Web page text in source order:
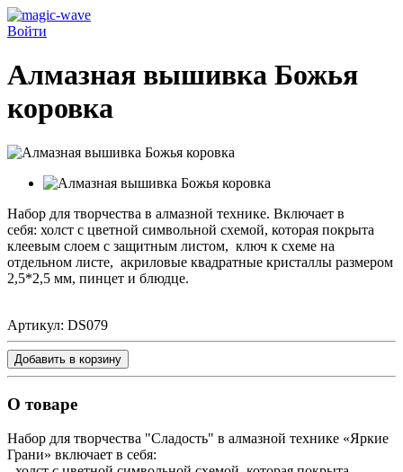
Войти
Алмазная вышивка Божья
коровка
Набор для творчества в алмазной технике. Включает в
себя: холст с цветной символьной схемой, которая покрыта
клеевым слоем с защитным листом, ключ к схеме на
отдельном листе, акриловые квадратные кристаллы размером
2,5*2,5 мм, пинцет и блюдце.
Артикул: DS079
Добавить в корзину
О товаре
Набор для творчества "Сладость" в алмазной технике «Яркие
Грани» включает в себя: